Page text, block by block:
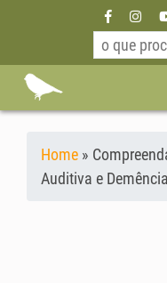
Home »
Auditiva e Demência